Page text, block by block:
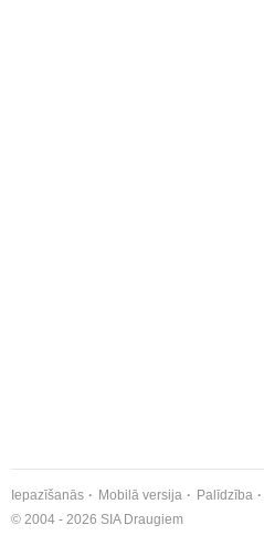
Iepazīšanās Mobilā versija Palīdzība
© 2004 - 2026 SIA Draugiem